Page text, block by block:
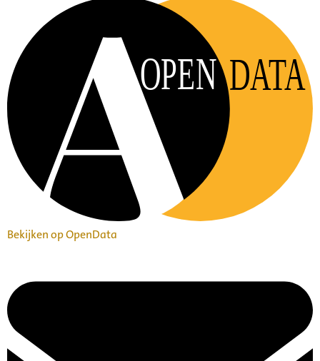
OPEN DATA
Bekijken op OpenData